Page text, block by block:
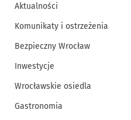
Aktualności
Komunikaty i ostrzeżenia
Bezpieczny Wrocław
Inwestycje
Wrocławskie osiedla
Gastronomia